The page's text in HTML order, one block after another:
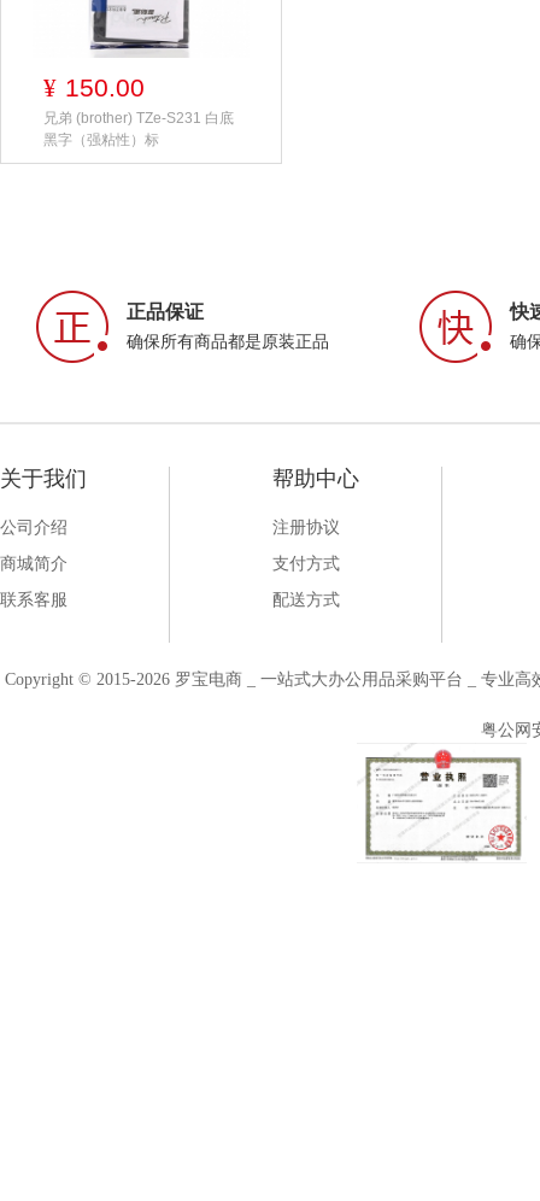
¥ 150.00
兄弟 (brother) TZe-S231 白底
黑字（强粘性）标
正品保证
确保所有商品都是原装正品
快
确
关于我们
公司介绍
商城简介
联系客服
帮助中心
注册协议
支付方式
配送方式
Copyright © 2015-2026 罗宝电商 _ 一站式大办公用品采购平台 _ 专业
粤公网